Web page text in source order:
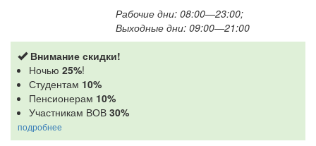
Рабочие дни: 08:00—23:00;
Выходные дни: 09:00—21:00
Внимание скидки!
Ночью 25%!
Студентам 10%
Пенсионерам 10%
Участникам ВОВ 30%
подробнее